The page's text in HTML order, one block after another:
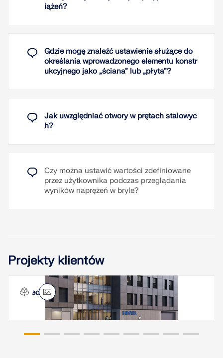
iążeń?
Gdzie mogę znaleźć ustawienie służące do
określania wprowadzonego elementu konstr
ukcyjnego jako „ściana” lub „płyta”?
Jak uwzględniać otwory w prętach stalowyc
h?
Czy można ustawić wartości zdefiniowane
przez użytkownika podczas przeglądania
wyników naprężeń w bryle?
Projekty klientów
Siedziba INAIL w Ankonie, Włochy